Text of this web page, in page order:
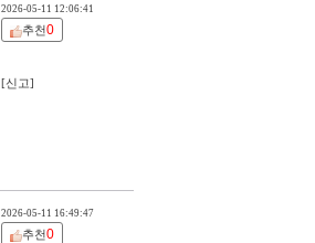
2026-05-11 12:06:41
추천0
[신고]
2026-05-11 16:49:47
추천0